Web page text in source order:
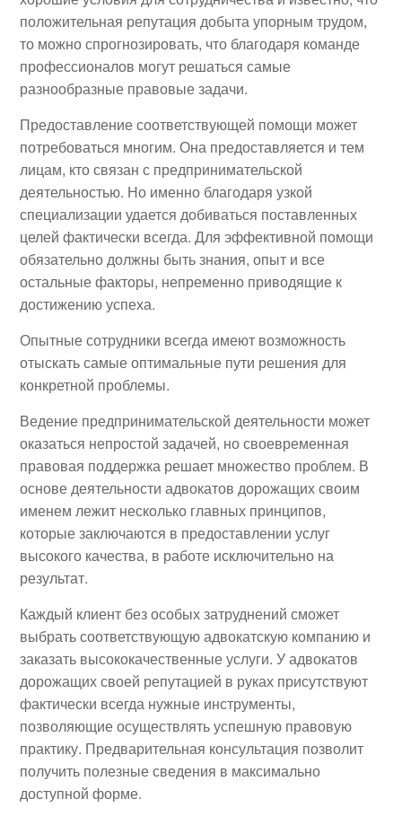
положительная репутация добыта упорным трудом,
то можно спрогнозировать, что благодаря команде
профессионалов могут решаться самые
разнообразные правовые задачи.
Предоставление соответствующей помощи может
потребоваться многим. Она предоставляется и тем
лицам, кто связан с предпринимательской
деятельностью. Но именно благодаря узкой
специализации удается добиваться поставленных
целей фактически всегда. Для эффективной помощи
обязательно должны быть знания, опыт и все
остальные факторы, непременно приводящие к
достижению успеха.
Опытные сотрудники всегда имеют возможность
отыскать самые оптимальные пути решения для
конкретной проблемы.
Ведение предпринимательской деятельности может
оказаться непростой задачей, но своевременная
правовая поддержка решает множество проблем. В
основе деятельности адвокатов дорожащих своим
именем лежит несколько главных принципов,
которые заключаются в предоставлении услуг
высокого качества, в работе исключительно на
результат.
Каждый клиент без особых затруднений сможет
выбрать соответствующую адвокатскую компанию и
заказать высококачественные услуги. У адвокатов
дорожащих своей репутацией в руках присутствуют
фактически всегда нужные инструменты,
позволяющие осуществлять успешную правовую
практику. Предварительная консультация позволит
получить полезные сведения в максимально
доступной форме.